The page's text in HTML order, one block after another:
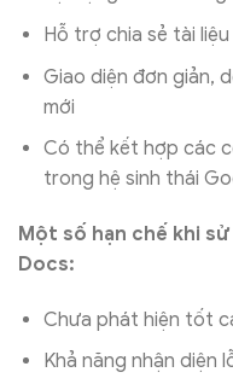
Hỗ trợ chia sẻ tài
Giao diện đơn giản,
mới
Có thể kết hợp các
trong hệ sinh thái
Một số hạn chế khi
Docs:
Chưa phát hiện tốt
Khả năng nhận diện